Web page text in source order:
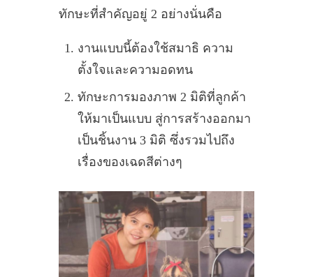
ทักษะที่สำคัญอยู่ 2 อย่างนั่นคือ
งานแบบนี้ต้องใช้สมาธิ ความ
ตั้งใจและความอดทน
ทักษะการมองภาพ 2 มิติที่ลูกค้า
ให้มาเป็นแบบ สู่การสร้างออกมา
เป็นชิ้นงาน 3 มิติ ซึ่งรวมไปถึง
เรื่องของเฉดสีต่างๆ